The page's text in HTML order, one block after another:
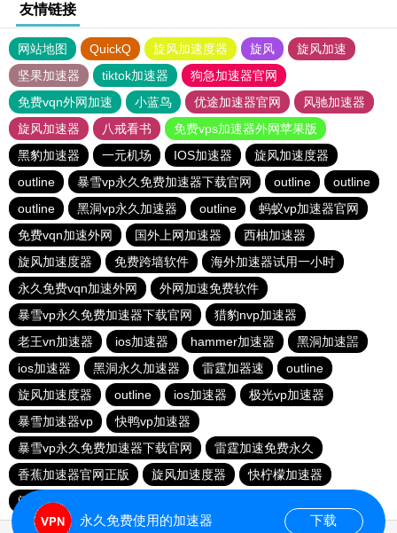
友情链接
网站地图 QuickQ 旋风加速度器 旋风
旋风加速
坚果加速器
tiktok加速器
狗急加速器官网
免费vqn外网加速
小蓝鸟 优途加速器官网
风驰加速器
旋风加速器
八戒看书
免费vps加速器外网苹果版
黑豹加速器
一元机场 IOS加速器
旋风加速度器
outline
暴雪vp永久免费加速器下载官网 outline
outline
outline
黑洞vp永久加速器 outline
蚂蚁vp加速器官网
免费vqn加速外网
国外上网加速器
西柚加速器
旋风加速度器
免费跨墙软件
海外加速器试用一小时
永久免费vqn加速外网
外网加速免费软件
暴雪vp永久免费加速器下载官网
猎豹nvp加速器
老王vn加速器
ios加速器 hammer加速器
黑洞加速噐
ios加速器
黑洞永久加速器 雷霆加器速
outline
旋风加速度器
outline ios加速器
极光vp加速器
暴雪加速器vp
快鸭vp加速器
暴雪vp永久免费加速器下载官网
雷霆加速免费永久
香蕉加速器官网正版
旋风加速度器
快柠檬加速器
闪电猫加速器
永久免费使用的加速器 下载